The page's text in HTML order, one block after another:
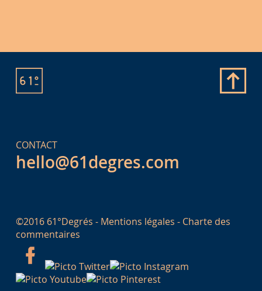
CONTACT
hello@61degres.com
©2016 61°Degrés - Mentions légales - Charte des
commentaires